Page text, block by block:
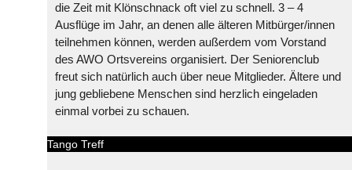
die Zeit mit Klönschnack oft viel zu schnell. 3 – 4
Ausflüge im Jahr, an denen alle älteren Mitbürger/innen
teilnehmen können, werden außerdem vom Vorstand
des AWO Ortsvereins organisiert. Der Seniorenclub
freut sich natürlich auch über neue Mitglieder. Ältere und
jung gebliebene Menschen sind herzlich eingeladen
einmal vorbei zu schauen.
Tango Treff